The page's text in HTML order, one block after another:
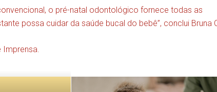
o pré-natal odontológico fornece todas as
possa cuidar da saúde bucal do bebê”, conclui Bruna
Imprensa.